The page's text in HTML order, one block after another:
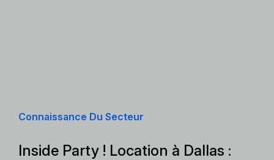
Connaissance Du Secteur
Inside Party ! Location à Dallas :